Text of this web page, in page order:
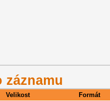
Velikost
Formát